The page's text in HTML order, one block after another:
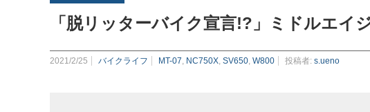
「脱リッターバイク宣言!?」ミドルエイ
2021/2/25 バイクライフ MT-07 NC750X SV650 W800 投稿者: s.ueno